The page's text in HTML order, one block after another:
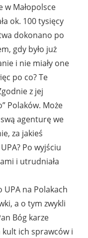
w Małopolsce
ok. 100 tysięcy
dokonano po
gdy było już
i nie miały one
po co? Te
z jej
Polaków. Może
agenturę we
za jakieś
Po wyjściu
i utrudniała
UPA na Polakach
a o tym zwykli
Bóg karze
ich sprawców i